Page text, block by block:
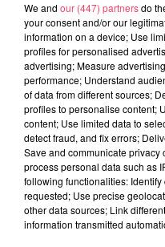
La minute Hippique - 08 08
We and our (447) partnersdo
your consent and/or our
information on a device; Use
profiles for personalised
advertising; Measure
performance; Understand
of data from different sources;
profiles to personalise content;
content; Use limited data to
detect fraud, and fix errors;
Save and communicate
process personal data such as
following functionalities:
requested; Use precise
other data sources; Link
information transmitted